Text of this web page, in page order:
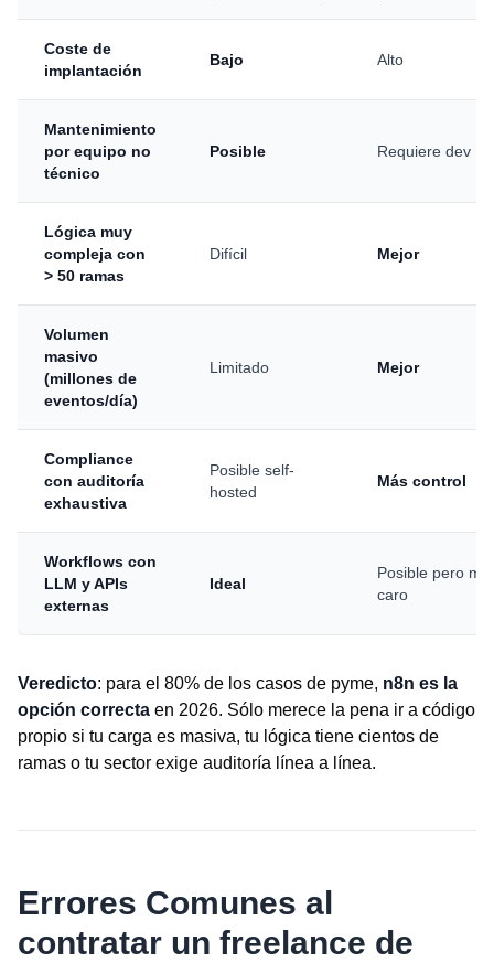
Coste de
implantación
Bajo Alto
Mantenimiento
por equipo no
técnico
Posible Requiere dev
Lógica muy
compleja con
> 50 ramas
Difícil Mejor
Volumen
masivo
(millones de
eventos/día)
Limitado Mejor
Compliance
con auditoría
exhaustiva
Posible self-
hosted
Más control
Workflows con
LLM y APIs
externas
Ideal
Posible pero
caro
Veredicto: para el 80% de los casos de pyme, n8n es la
opción correcta en 2026. Sólo merece la pena ir a código
propio si tu carga es masiva, tu lógica tiene cientos de
ramas o tu sector exige auditoría línea a línea.
Errores Comunes al
contratar un freelance de